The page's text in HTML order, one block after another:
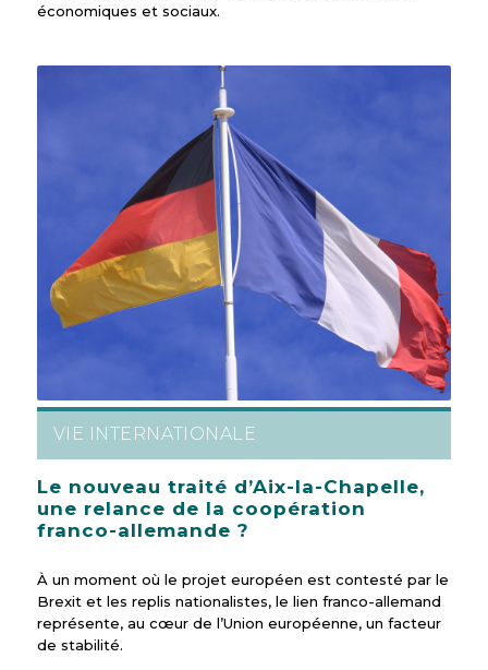
économiques et sociaux.
VIE INTERNATIONALE
Le nouveau traité d’Aix-la-Chapelle,
une relance de la coopération
franco-allemande ?
À un moment où le projet européen est contesté par le
Brexit et les replis nationalistes, le lien franco-allemand
représente, au cœur de l’Union européenne, un facteur
de stabilité.